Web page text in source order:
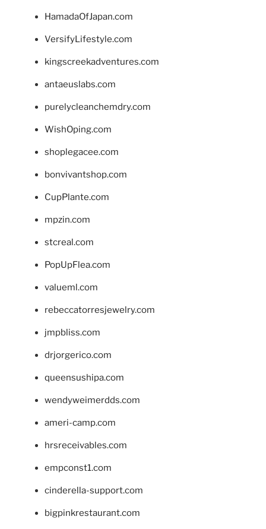
HamadaOfJapan.com
VersifyLifestyle.com
kingscreekadventures.com
antaeuslabs.com
purelycleanchemdry.com
WishOping.com
shoplegacee.com
bonvivantshop.com
CupPlante.com
mpzin.com
stcreal.com
PopUpFlea.com
valueml.com
rebeccatorresjewelry.com
jmpbliss.com
drjorgerico.com
queensushipa.com
wendyweimerdds.com
ameri-camp.com
hrsreceivables.com
empconst1.com
cinderella-support.com
bigpinkrestaurant.com